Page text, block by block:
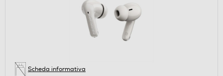
Scheda informativa